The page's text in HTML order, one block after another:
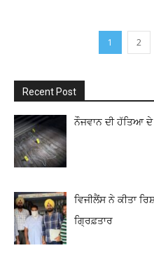
1 2
Recent Post
ਨੌਜਵਾਨ ਦੀ ਹੱਤਿਆ
ਵਿਜੀਲੈਂਸ ਨੇ ਕੀਤਾ
ਗ੍ਰਿਫ਼ਤਾਰ